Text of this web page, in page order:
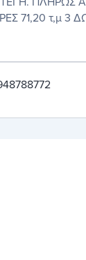
71,20 τ,μ 3